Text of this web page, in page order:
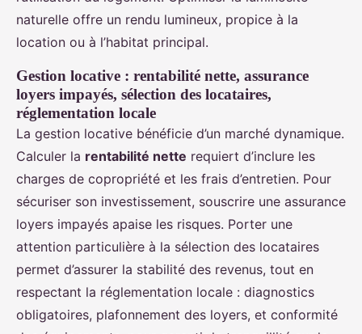
naturelle offre un rendu lumineux, propice à la
location ou à l’habitat principal.
Gestion locative : rentabilité nette, assurance
loyers impayés, sélection des locataires,
réglementation locale
La gestion locative bénéficie d’un marché dynamique.
Calculer la rentabilité nette requiert d’inclure les
charges de copropriété et les frais d’entretien. Pour
sécuriser son investissement, souscrire une assurance
loyers impayés apaise les risques. Porter une
attention particulière à la sélection des locataires
permet d’assurer la stabilité des revenus, tout en
respectant la réglementation locale : diagnostics
obligatoires, plafonnement des loyers, et conformité